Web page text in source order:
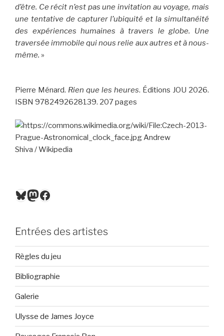
d’être. Ce récit n’est pas une invitation au voyage, mais
une tentative de capturer l’ubiquité et la simultanéité
des expériences humaines à travers le globe. Une
traversée immobile qui nous relie aux autres et à nous-
même. »
Pierre Ménard. Rien que les heures. Éditions JOU 2026.
ISBN 9782492628139. 207 pages
Bluesky
Mastodon
Facebook
Entrées des artistes
Règles du jeu
Bibliographie
Galerie
Ulysse de James Joyce